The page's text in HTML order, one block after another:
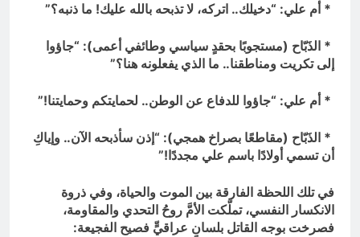
* أم علي: “دخيلك.. اتركه، لا تذبحه بالله عليك! ما ذنبه؟”
* الذَبّاح (مستجوبًا بحقدٍ سياسي وطائفي أعمى): “جاؤوا
إلى تكريت ومناطقنا.. ما الذي يفعلونه هنا؟”
* أم علي: “جاؤوا للدفاع عن الوطن.. لحمايتكم وحمايتنا!”
* الذَبّاح (مقاطعًا بصراخ همجي): “إذن سأذبحه الآن.. وإياكِ
أن تسمي أولادًا باسم علي مجددًا!”
في تلك اللحظة الفارقة بين الموت والحياة، وفي ذروة
الانكسار النفسي، تملّكت الأمَّ روحُ التحدي والمقاومة،
فصرخت بوجه القاتل بلسانٍ عراقيٍّ فصيح الفجيعة: